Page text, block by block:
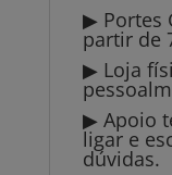
▶ Portes
partir de
▶ Loja
▶ Apoio
ligar e
dúvidas.